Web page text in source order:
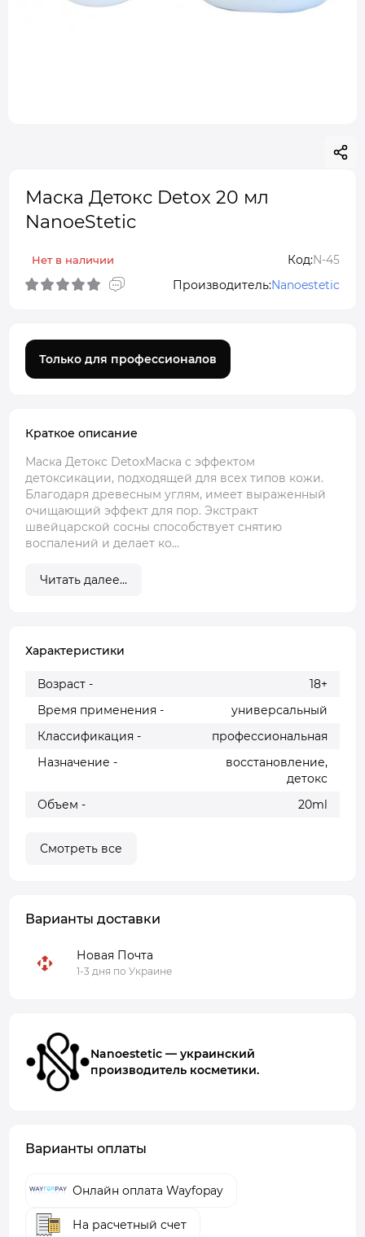
Маска Детокс Detox 20 мл
NanoeStetic
Нет в наличии Код:N-45
Производитель:Nanoestetic
Только для профессионалов
Краткое описание
Маска Детокс DetoxМаска с эффектом
детоксикации, подходящей для всех типов кожи.
Благодаря древесным углям, имеет выраженный
очищающий эффект для пор. Экстракт
швейцарской сосны способствует снятию
воспалений и делает ко...
Читать далее...
Характеристики
Возраст -
18+
Время применения -
универсальный
Классификация -
профессиональная
Назначение -
восстановление,
детокс
Объем -
20ml
Смотреть все
Варианты доставки
Новая Почта
1-3 дня по Украине
Nanoestetic — украинский
производитель косметики.
Варианты оплаты
Онлайн оплата Wayfopay
На расчетный счет